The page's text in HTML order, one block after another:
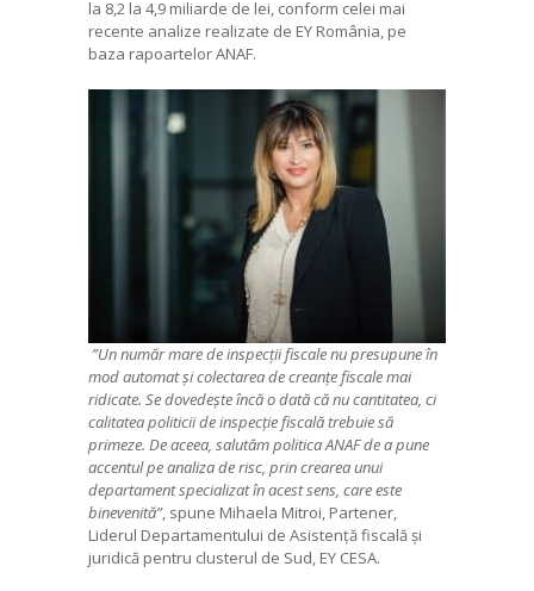
la 8,2 la 4,9 miliarde de lei, conform celei mai
recente analize realizate de EY România, pe
baza rapoartelor ANAF.
”Un număr mare de inspecții fiscale nu presupune în
mod automat și colectarea de creanțe fiscale mai
ridicate. Se dovedește încă o dată că nu cantitatea, ci
calitatea politicii de inspecție fiscală trebuie să
primeze. De aceea, salutăm politica ANAF de a pune
accentul pe analiza de risc, prin crearea unui
departament specializat în acest sens, care este
binevenită”, spune Mihaela Mitroi, Partener,
Liderul Departamentului de Asistență fiscală și
juridică pentru clusterul de Sud, EY CESA.